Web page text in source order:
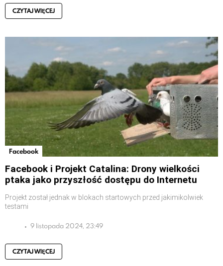
CZYTAJ WIĘCEJ
Facebook
Facebook i Projekt Catalina: Drony wielkości
ptaka jako przyszłość dostępu do Internetu
Projekt został jednak w blokach startowych przed jakimikolwiek
testami
9 listopada 2024, 23:49
CZYTAJ WIĘCEJ